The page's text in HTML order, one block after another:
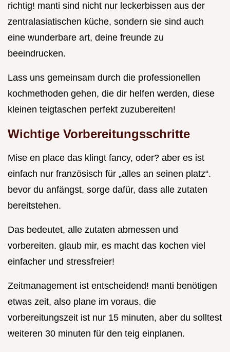
richtig! manti sind nicht nur leckerbissen aus der
zentralasiatischen küche, sondern sie sind auch
eine wunderbare art, deine freunde zu
beeindrucken.
Lass uns gemeinsam durch die professionellen
kochmethoden gehen, die dir helfen werden, diese
kleinen teigtaschen perfekt zuzubereiten!
Wichtige Vorbereitungsschritte
Mise en place das klingt fancy, oder? aber es ist
einfach nur französisch für „alles an seinen platz“.
bevor du anfängst, sorge dafür, dass alle zutaten
bereitstehen.
Das bedeutet, alle zutaten abmessen und
vorbereiten. glaub mir, es macht das kochen viel
einfacher und stressfreier!
Zeitmanagement ist entscheidend! manti benötigen
etwas zeit, also plane im voraus. die
vorbereitungszeit ist nur 15 minuten, aber du solltest
weiteren 30 minuten für den teig einplanen.